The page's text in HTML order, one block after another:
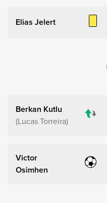
Elias Jelert
Berkan Kutlu
Lucas Torreira
Victor
Osimhen